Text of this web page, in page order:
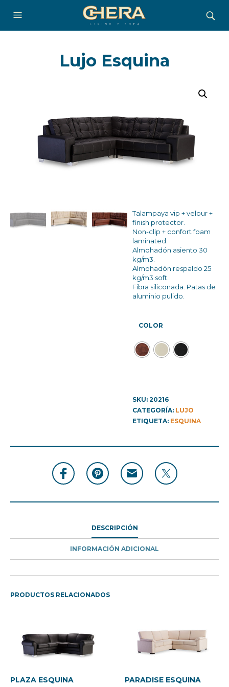
Lujo Esquina
Talampaya vip + velour +
finish protector.
Non-clip + confort foam
laminated.
Almohadón asiento 30
kg/m3.
Almohadón respaldo 25
kg/m3 soft.
Fibra siliconada. Patas de
aluminio pulido.
COLOR
SKU:20216
CATEGORÍA: LUJO
ETIQUETA: ESQUINA
DESCRIPCIÓN
INFORMACIÓN ADICIONAL
PRODUCTOS RELACIONADOS
Este
PLAZA ESQUINA
Este
PARADISE ESQUINA